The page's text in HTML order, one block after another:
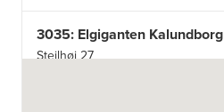
3035: Elgiganten Kalundborg
Stejlhøj 27